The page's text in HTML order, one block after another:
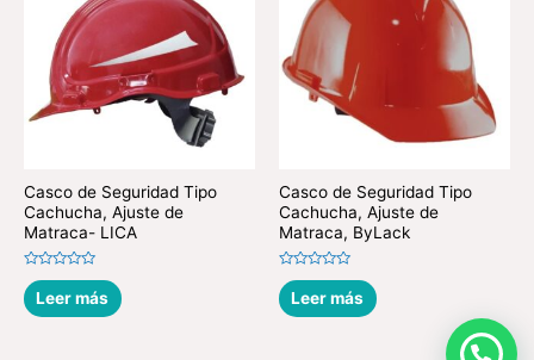
Casco de Seguridad Tipo
Cachucha, Ajuste de
Matraca- LICA
Valorado
en
0
de
Leer más
Casco de Seguridad Tipo
Cachucha, Ajuste de
Matraca, ByLack
Valorado
en
0
de
Leer más